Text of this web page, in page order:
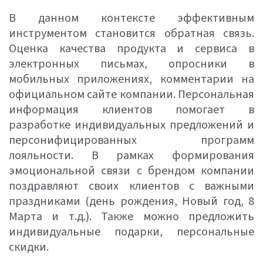
В данном контексте эффективным
инструментом становится обратная связь.
Оценка качества продукта и сервиса в
электронных письмах, опросники в
мобильных приложениях, комментарии на
официальном сайте компании. Персональная
информация клиентов помогает в
разработке индивидуальных предложений и
персонифицированных программ
лояльности. В рамках формирования
эмоциональной связи с брендом компании
поздравляют своих клиентов с важными
праздниками (день рождения, Новый год, 8
Марта и т.д.). Также можно предложить
индивидуальные подарки, персональные
скидки.